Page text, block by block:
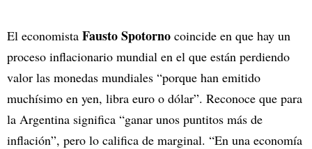
El economista Fausto Spotorno coincide en que hay un
proceso inflacionario mundial en el que están perdiendo
valor las monedas mundiales “porque han emitido
muchísimo en yen, libra euro o dólar”. Reconoce que para
la Argentina significa “ganar unos puntitos más de
inflación”, pero lo califica de marginal. “En una economía